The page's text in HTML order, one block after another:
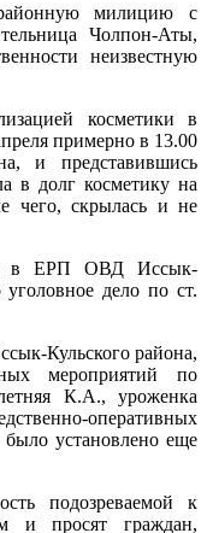
милицию с
Чолпон-Аты,
неизвестную
косметики в
примерно в 13.00
и представившись
в долг косметику на
чего, скрылась и не
в ЕРП ОВД Иссык-
дело по ст.
Кульского района,
мероприятий по
К.А., уроженка
оперативных
установлено еще
подозреваемой к
и просят граждан,